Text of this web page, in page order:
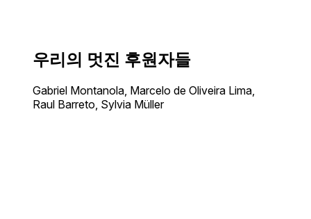
우리의 멋진 후원자들
Gabriel Montanola, Marcelo de Oliveira Lima,
Raul Barreto, Sylvia Müller